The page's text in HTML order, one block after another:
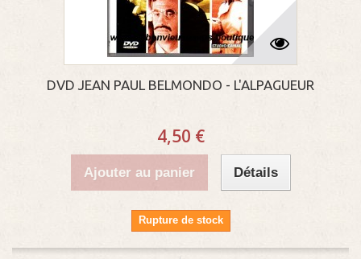
DVD JEAN PAUL BELMONDO - L'ALPAGUEUR
4,50 €
Ajouter au panier Détails
Rupture de stock